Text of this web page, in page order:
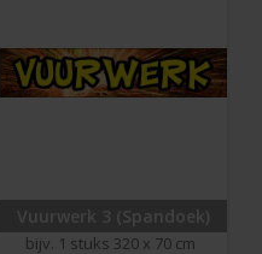
Vuurwerk 3 (Spandoek)
bijv. 1 stuks 320 x 70 cm